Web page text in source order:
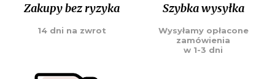
Zakupy bez ryzyka
14 dni na zwrot
Szybka wysyłka
Wysyłamy opłacone
zamówienia
w 1-3 dni